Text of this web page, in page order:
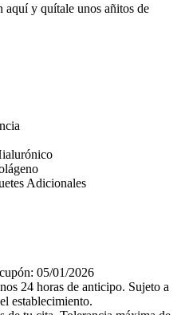
aquí y quítale unos añitos de
Adicionales
05/01/2026
24 horas de anticipo. Sujeto a
establecimiento.